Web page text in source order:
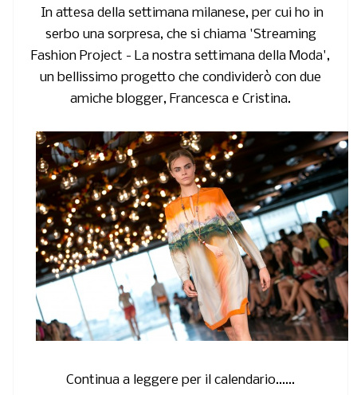
In attesa della settimana milanese, per cui ho in
serbo una sorpresa, che si chiama'Streaming
Fashion Project - La nostra settimana della Moda',
un bellissimo progetto che condividerò con due
amiche blogger, Francesca e Cristina.
Continua a leggere per il calendario......